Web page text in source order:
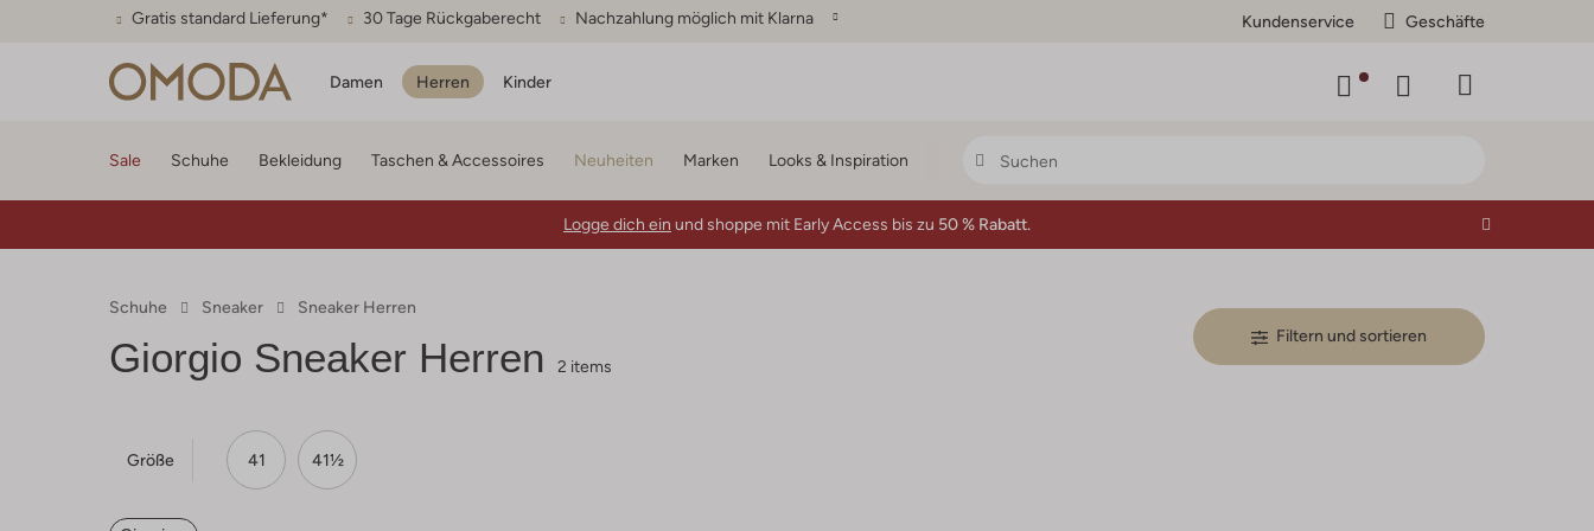
Gratis standard Lieferung* 30 Tage Rückgaberecht Nachzahlung möglich mit Klarna Kundenservice Geschäfte
Damen Herren Kinder
Sale Schuhe Bekleidung Taschen & Accessoires Neuheiten Marken Looks & Inspiration
Logge dich ein und shoppe mit Early Access bis zu 50 % Rabatt.
Schuhe Sneaker Sneaker Herren
Giorgio Sneaker Herren 2 items
Filtern und sortieren
Größe 41 41½